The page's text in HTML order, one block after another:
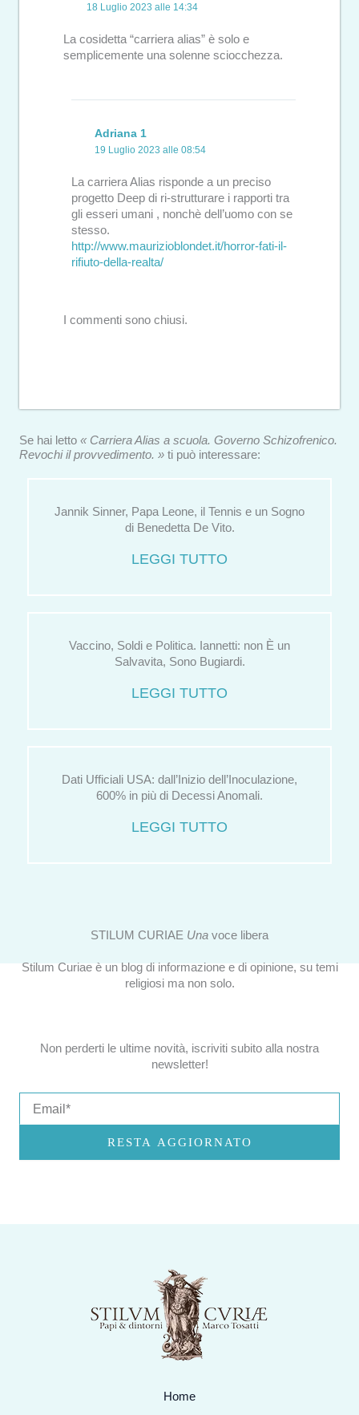
18 Luglio 2023 alle 14:34
La cosidetta “carriera alias” è solo e
semplicemente una solenne sciocchezza.
Adriana 1
19 Luglio 2023 alle 08:54
La carriera Alias risponde a un preciso
progetto Deep di ri-strutturare i rapporti tra
gli esseri umani , nonchè dell’uomo con se
stesso.
http://www.maurizioblondet.it/horror-fati-il-
rifiuto-della-realta/
I commenti sono chiusi.
Se hai letto « Carriera Alias a scuola. Governo Schizofrenico.
Revochi il provvedimento. » ti può interessare:
Jannik Sinner, Papa Leone, il Tennis e un Sogno
di Benedetta De Vito.
LEGGI TUTTO
Vaccino, Soldi e Politica. Iannetti: non È un
Salvavita, Sono Bugiardi.
LEGGI TUTTO
Dati Ufficiali USA: dall’Inizio dell’Inoculazione,
600% in più di Decessi Anomali.
LEGGI TUTTO
STILUM CURIAE Una voce libera
Stilum Curiae è un blog di informazione e di opinione, su temi
religiosi ma non solo.
Non perderti le ultime novità, iscriviti subito alla nostra
newsletter!
RESTA AGGIORNATO
Home